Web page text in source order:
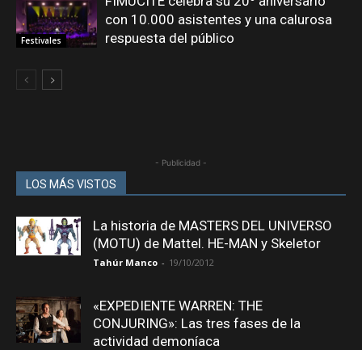
Festivales
con 10.000 asistentes y una calurosa
respuesta del público
- Publicidad -
LOS MÁS VISTOS
La historia de MASTERS DEL UNIVERSO
(MOTU) de Mattel. HE-MAN y Skeletor
Tahúr Manco - 19/10/2012
«EXPEDIENTE WARREN: THE
CONJURING»: Las tres fases de la
actividad demoníaca